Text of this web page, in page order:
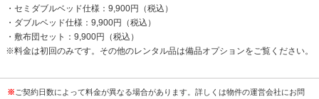
・セミダブルベッド仕様：9,900円（税込）
・ダブルベッド仕様：9,900円（税込）
・敷布団セット：9,900円（税込）
※料金は初回のみです。その他のレンタル品は備品オプションをご覧ください。
※ ご契約日数によって料金が異なる場合があります。詳しくは物件の運営会社にお問